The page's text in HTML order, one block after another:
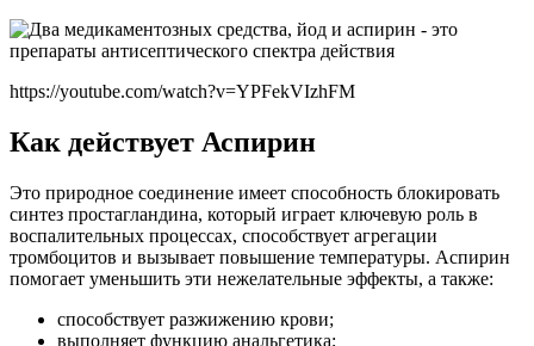
https://youtube.com/watch?v=YPFekVIzhFM
Как действует Аспирин
Это природное соединение имеет способность блокировать
синтез простагландина, который играет ключевую роль в
воспалительных процессах, способствует агрегации
тромбоцитов и вызывает повышение температуры. Аспирин
помогает уменьшить эти нежелательные эффекты, а также:
способствует разжижению крови;
выполняет функцию анальгетика;